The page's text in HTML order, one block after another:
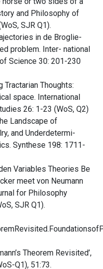
and Philosophy of
SJR Q1).
in de Broglie-
problem. Inter- national
Science 30: 201-230
Tractarian Thoughts:
space. International
26: 1-23 (WoS, Q2)
Landscape of
and Underdetermi-
Synthese 198: 1711-
Variables Theories Be
meet von Neumann
for Philosophy
SJR Q1).
Theorem Revisited’,
Q1), 51:73.